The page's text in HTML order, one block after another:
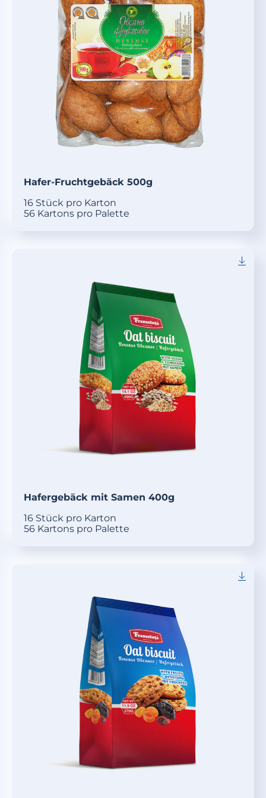
Hafer-Fruchtgebäck 500g
16 Stück pro Karton
56 Kartons pro Palette
Hafergebäck mit Samen 400g
16 Stück pro Karton
56 Kartons pro Palette